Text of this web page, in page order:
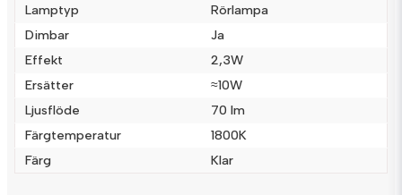
name
email
Mejladress
Lamptyp
Rörlampa
Dimbar
Ja
Effekt
2,3W
Ersätter
≈10W
Ljusflöde
70 lm
Färgtemperatur
1800K
Färg
Klar